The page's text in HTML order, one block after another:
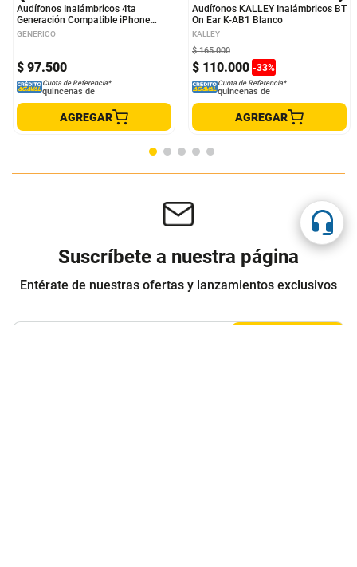
Audífonos Inalámbricos 4ta
Generación Compatible iPhone
Android Color Blanco
GENERICO
$ 97.500
Cuota de Referencia*
quincenas de
AGREGAR
Audífonos KALLEY Inalámbricos BT
On Ear K-AB1 Blanco
KALLEY
$ 110.000 -33%
$ 165.000
Cuota de Referencia*
quincenas de
AGREGAR
Suscríbete a nuestra página
Entérate de nuestras ofertas y lanzamientos exclusivos